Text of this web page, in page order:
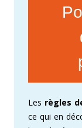
Les règles
ce qui en